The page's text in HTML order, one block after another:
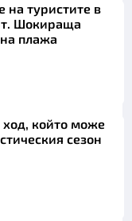
на туристите в
Шокираща
плажа
ход, който може
сезон